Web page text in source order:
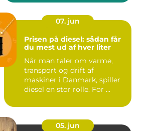
07. jun
Prisen på diesel: sådan får
du mest ud af hver liter
Når man taler om varme,
transport og drift af
maskiner i Danmark, spiller
diesel en stor rolle. For ...
05. jun